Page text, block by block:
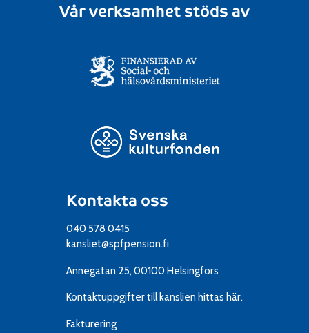
Kontakta oss
040 578 0415
kansliet@spfpension.fi
Annegatan 25, 00100 Helsingfors
Kontaktuppgifter till kanslien hittas här.
Fakturering
Vår verksamhet stöds av